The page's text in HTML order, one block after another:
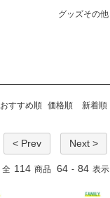
グッズその他
おすすめ順 価格順 新着順
< Prev Next >
全 114 商品 64 - 84 表示